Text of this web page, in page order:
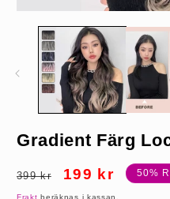
mediet
modalfönster
Gradient Färg
Ordinarie
pris
399 kr Försäljningspris
199 kr 50%
Frakt beräknas i kassan.